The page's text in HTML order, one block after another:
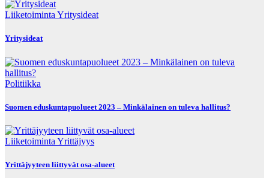
Liiketoiminta Yritysideat
Yritysideat
Politiikka
Suomen eduskuntapuolueet 2023 – Minkälainen on tuleva hallitus?
Liiketoiminta Yrittäjyys
Yrittäjyyteen liittyvät osa-alueet